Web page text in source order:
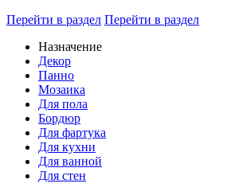
Перейти в раздел Перейти в раздел
Назначение
Декор
Панно
Мозаика
Для пола
Бордюр
Для фартука
Для кухни
Для ванной
Для стен